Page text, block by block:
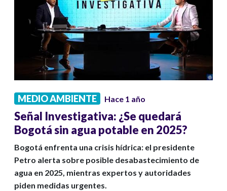
MEDIO AMBIENTE Hace 1 año
Señal Investigativa: ¿Se quedará
Bogotá sin agua potable en 2025?
Bogotá enfrenta una crisis hídrica: el presidente
Petro alerta sobre posible desabastecimiento de
agua en 2025, mientras expertos y autoridades
piden medidas urgentes.